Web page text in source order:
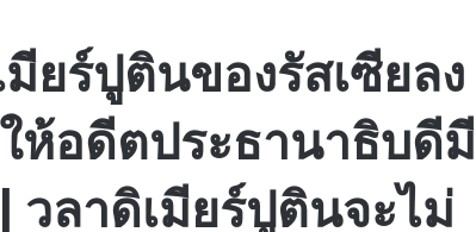
ยร์ปูตินของรัสเซียลง
ห้อดีตประธานาธิบดีมี
ลาดิเมียร์ปูตินจะไม่